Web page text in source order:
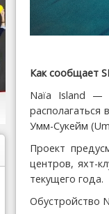
Как сообщает
Naïa Island —
Умм-Сукейм
Проект
центров, яхт-
текущего года.
Обустройство